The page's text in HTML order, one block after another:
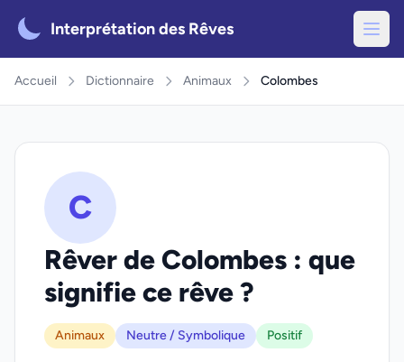
Interprétation des Rêves
Accueil Dictionnaire Animaux Colombes
C
Rêver de Colombes : que
signifie ce rêve ?
Animaux Neutre / Symbolique Positif